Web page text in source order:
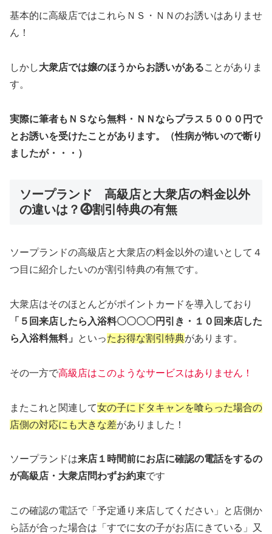
基本的に高級店ではこれらＮＳ・ＮＮのお誘いはありませ
ん！
しかし大衆店では嬢のほうからお誘いがあることがありま
す。
実際に筆者もＮＳなら無料・ＮＮならプラス５０００円で
とお誘いを受けたことがあります。（性病が怖いので断り
ましたが・・・）
ソープランド 高級店と大衆店の料金以外
の違いは？⓸割引特典の有無
ソープランドの高級店と大衆店の料金以外の違いとして４
つ目に紹介したいのが割引特典の有無です。
大衆店はそのほとんどがポイントカードを導入しており
「５回来店したら入浴料〇〇〇〇円引き・１０回来店した
ら入浴料無料」
といったお得な割引特典があります。
その一方で高級店はこのようなサービスはありません！
またこれと関連して女の子にドタキャンを喰らった場合の
店側の対応にも大きな差がありました！
ソープランドは来店１時間前にお店に確認の電話をするの
が高級店・大衆店問わずお約束です
この確認の電話で「予定通り来店してください」と店側か
ら話が合った場合は「すでに女の子がお店にきている」又